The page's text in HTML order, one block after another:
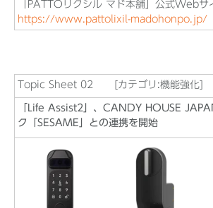
「PATTOリクシル マド本舗」公式Webサ
https://www.pattolixil-madohonpo.jp/
Topic Sheet 02 [カテゴリ:機能強化]
「Life Assist2」、CANDY HOUSE
ク「SESAME」との連携を開始